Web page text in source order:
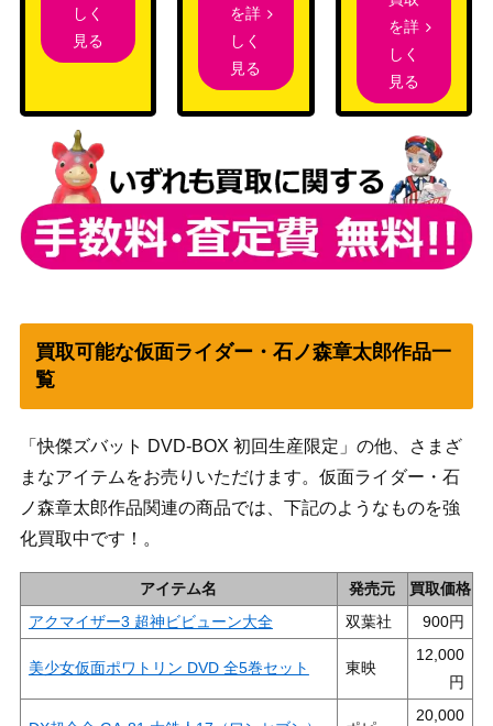
しく
見る
を詳
しく
見る
を詳
しく
見る
買取可能な仮面ライダー・石ノ森章太郎作品一
覧
「快傑ズバット DVD-BOX 初回生産限定」の他、さまざ
まなアイテムをお売りいただけます。仮面ライダー・石
ノ森章太郎作品関連の商品では、下記のようなものを強
化買取中です！。
アイテム名 発売元
買取価格
アクマイザー3 超神ビビューン大全
双葉社 900
美少女仮面ポワトリン DVD 全5巻セット 東映
12,000
20,000